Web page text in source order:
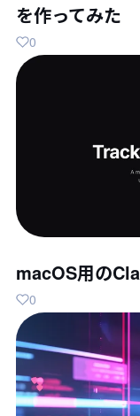
を作ってみた
0
macOS用の
0